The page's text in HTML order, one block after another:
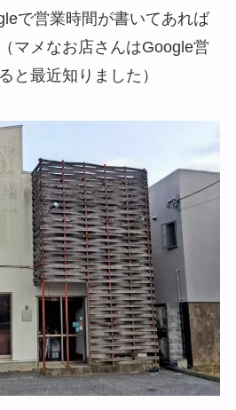
で営業時間が書いてあれば
マメなお店さんはGoogle営
と最近知りました）